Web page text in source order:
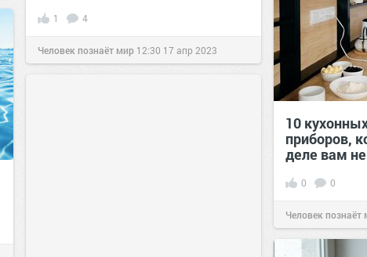
1 4
Человек познаёт мир 12:30 17 апр 2023
10
приборов,
деле вам
0 0
Человек познаёт